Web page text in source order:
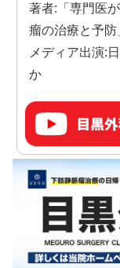
著者:「専門医
瘤の治療と予防
メディア出演:
か